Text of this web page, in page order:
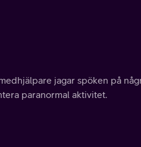
jagar spöken på
paranormal aktivitet.